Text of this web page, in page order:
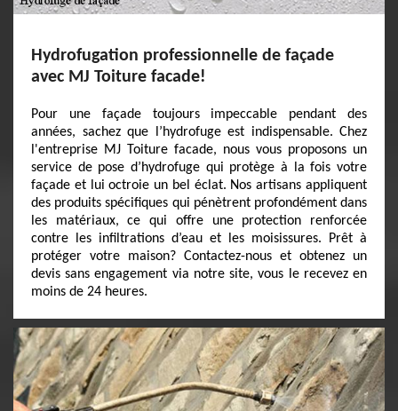
Hydrofugation professionnelle de façade
avec MJ Toiture facade!
Pour une façade toujours impeccable pendant des
années, sachez que l’hydrofuge est indispensable. Chez
l'entreprise MJ Toiture facade, nous vous proposons un
service de pose d’hydrofuge qui protège à la fois votre
façade et lui octroie un bel éclat. Nos artisans appliquent
des produits spécifiques qui pénètrent profondément dans
les matériaux, ce qui offre une protection renforcée
contre les infiltrations d’eau et les moisissures. Prêt à
protéger votre maison? Contactez-nous et obtenez un
devis sans engagement via notre site, vous le recevez en
moins de 24 heures.